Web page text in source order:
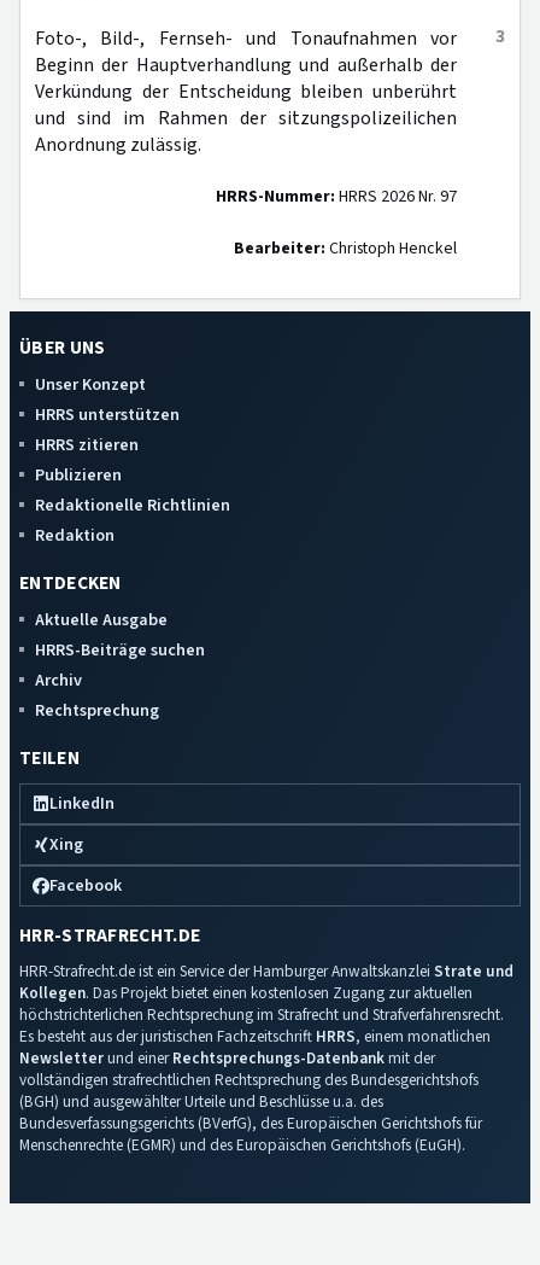
3
Foto-, Bild-, Fernseh- und Tonaufnahmen vor
Beginn der Hauptverhandlung und außerhalb der
Verkündung der Entscheidung bleiben unberührt
und sind im Rahmen der sitzungspolizeilichen
Anordnung zulässig.
HRRS-Nummer: HRRS 2026 Nr. 97
Bearbeiter: Christoph Henckel
ÜBER UNS
Unser Konzept
HRRS unterstützen
HRRS zitieren
Publizieren
Redaktionelle Richtlinien
Redaktion
ENTDECKEN
Aktuelle Ausgabe
HRRS-Beiträge suchen
Archiv
Rechtsprechung
TEILEN
LinkedIn
Xing
Facebook
HRR-STRAFRECHT.DE
HRR-Strafrecht.de ist ein Service der Hamburger Anwaltskanzlei Strate und
Kollegen. Das Projekt bietet einen kostenlosen Zugang zur aktuellen
höchstrichterlichen Rechtsprechung im Strafrecht und Strafverfahrensrecht.
Es besteht aus der juristischen Fachzeitschrift HRRS, einem monatlichen
Newsletterund einerRechtsprechungs-Datenbankmit der
vollständigen strafrechtlichen Rechtsprechung des Bundesgerichtshofs
(BGH) und ausgewählter Urteile und Beschlüsse u.a. des
Bundesverfassungsgerichts (BVerfG), des Europäischen Gerichtshofs für
Menschenrechte (EGMR) und des Europäischen Gerichtshofs (EuGH).